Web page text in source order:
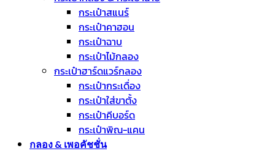
กระเป๋าสแนร์
กระเป๋าคาฮอน
กระเป๋าฉาบ
กระเป๋าไม้กลอง
กระเป๋าฮาร์ดแวร์กลอง
กระเป๋ากระเดื่อง
กระเป๋าใส่ขาตั้ง
กระเป๋าคีบอร์ด
กระเป๋าพิณ-แคน
กลอง & เพอคัชชั่น